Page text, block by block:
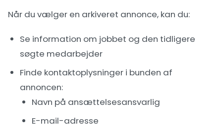
Når du vælger en arkiveret annonce, kan du:
Se information om jobbet og den tidligere
søgte medarbejder
Finde kontaktoplysninger i bunden af
annoncen:
Navn på ansættelsesansvarlig
E-mail-adresse